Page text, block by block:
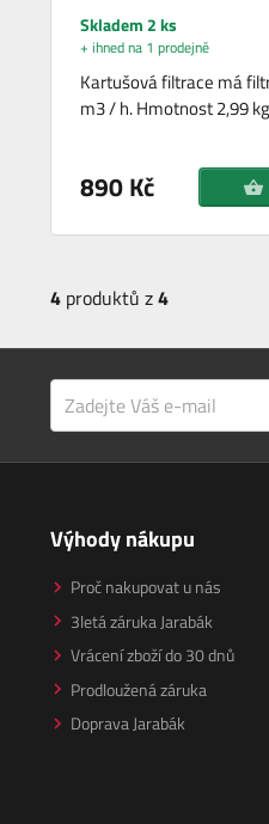
Skladem 2 ks
+ ihned na 1 prodejně
Kartušová filtrace má
m3 / h. Hmotnost 2,99
890 Kč
4 produktů z4
Výhody nákupu
Proč nakupovat u nás
3letá záruka Jarabák
Vrácení zboží do 30 dnů
Prodloužená záruka
Doprava Jarabák